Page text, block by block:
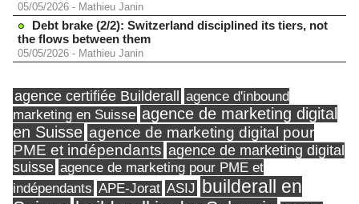
05/05/2026 - Mathieu Janin
Debt brake (2/2): Switzerland disciplined its tiers, not
the flows between them
05/05/2026 - Mathieu Janin
agence certifiée Builderall
agence d'inbound
marketing en Suisse agence de marketing digital
en Suisse agence de marketing digital pour
PME et indépendants agence de marketing digital
suisse agence de marketing pour PME et
indépendants APE-Jorat ASIJ builderall en